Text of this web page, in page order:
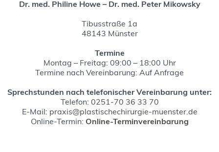
Dr. med. Philine Howe – Dr. med. Peter Mikowsky
Tibusstraße 1a
48143 Münster
Termine
Montag – Freitag: 09:00 – 18:00 Uhr
Termine nach Vereinbarung: Auf Anfrage
Sprechstunden nach telefonischer Vereinbarung unter:
Telefon: 0251-70 36 33 70
E-Mail: praxis@plastischechirurgie-muenster.de
Online-Termin: Online-Terminvereinbarung